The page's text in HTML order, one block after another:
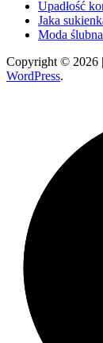
Upadłość
Jaka
Moda
Copyright © 2026
WordPress.